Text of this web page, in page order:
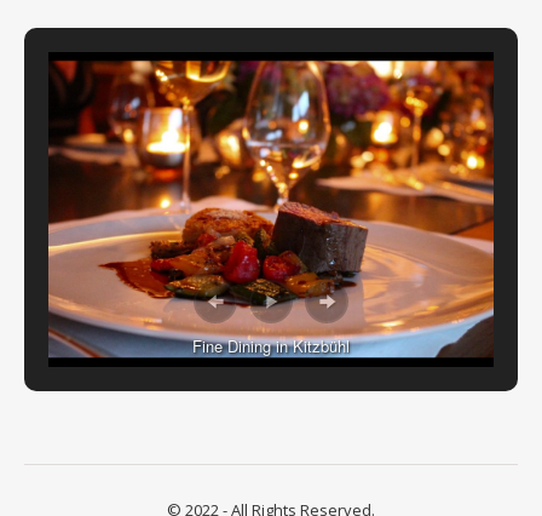
Fine Dining in Kitzbühl
© 2022 - All Rights Reserved.